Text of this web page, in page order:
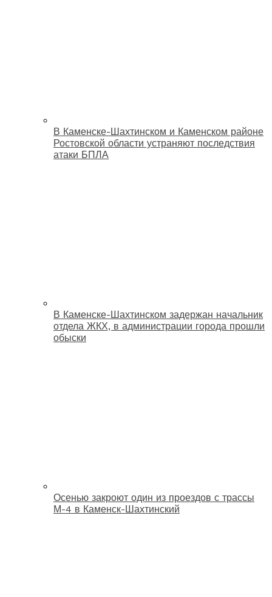
В Каменске-Шахтинском и Каменском районе
Ростовской области устраняют последствия
атаки БПЛА
В Каменске-Шахтинском задержан начальник
отдела ЖКХ, в администрации города прошли
обыски
Осенью закроют один из проездов с трассы
М-4 в Каменск-Шахтинский